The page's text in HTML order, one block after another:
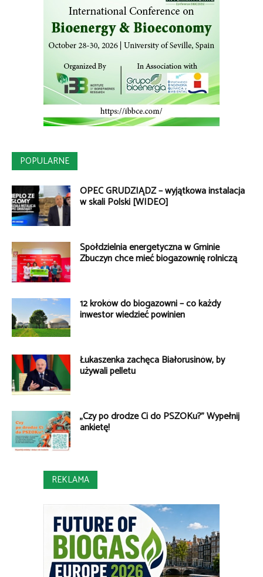
POPULARNE
OPEC GRUDZIĄDZ – wyjątkowa instalacja
w skali Polski [WIDEO]
Spółdzielnia energetyczna w Gminie
Zbuczyn chce mieć biogazownię rolniczą
12 kroków do biogazowni – co każdy
inwestor wiedzieć powinien
Łukaszenka zachęca Białorusinów, by
używali pelletu
„Czy po drodze Ci do PSZOKu?” Wypełnij
ankietę!
REKLAMA